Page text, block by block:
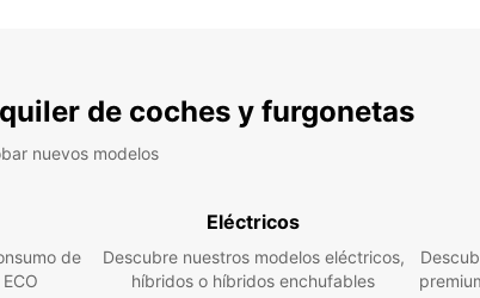
de coches y furgonetas
nuevos modelos
de
Eléctricos
Descubre nuestros modelos eléctricos,
híbridos o híbridos enchufables